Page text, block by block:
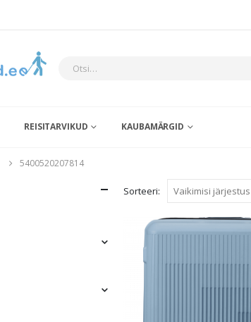
REISITARVIKUD KAUBAMÄRGID
5400520207814
Sorteeri: